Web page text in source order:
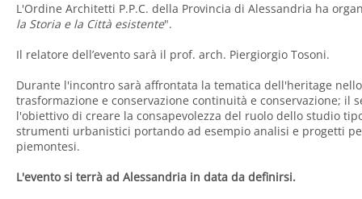
L'Ordine Architetti P.P.C. della Provincia di Alessandria ha
la Storia e la Città esistente".
Il relatore dell’evento sarà il prof. arch. Piergiorgio Tosoni.
Durante l'incontro sarà affrontata la tematica dell'heritage
trasformazione e conservazione continuità e conservazione; il
l'obiettivo di creare la consapevolezza del ruolo dello studio
strumenti urbanistici portando ad esempio analisi e progetti
piemontesi.
L'evento si terrà ad Alessandria in data da definirsi.